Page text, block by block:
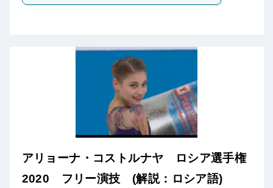
アリョーナ・コストルナヤ ロシア選手権
2020 フリー演技 (解説：ロシア語)